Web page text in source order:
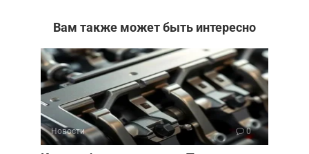
Вам также может быть интересно
Новости 0